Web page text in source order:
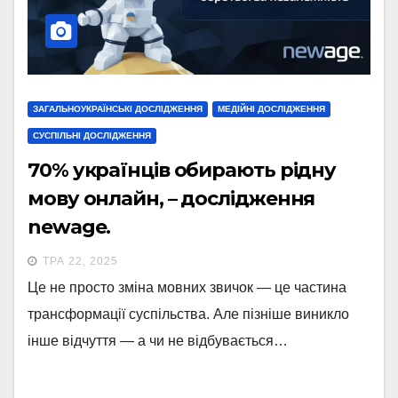
ЗАГАЛЬНОУКРАЇНСЬКІ ДОСЛІДЖЕННЯ МЕДІЙНІ ДОСЛІДЖЕННЯ
СУСПІЛЬНІ ДОСЛІДЖЕННЯ
70% українців обирають рідну
мову онлайн, – дослідження
newage.
ТРА 22, 2025
Це не просто зміна мовних звичок — це частина
трансформації суспільства. Але пізніше виникло
інше відчуття — а чи не відбувається…